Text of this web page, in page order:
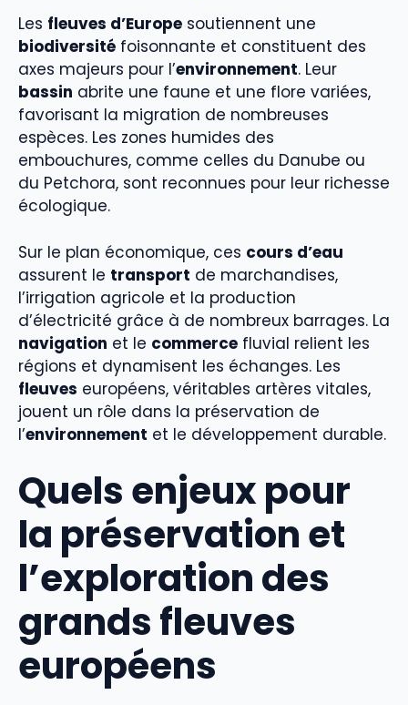
Les fleuves d’Europe soutiennent une
biodiversité foisonnante et constituent des
axes majeurs pour l’environnement. Leur
bassin abrite une faune et une flore variées,
favorisant la migration de nombreuses
espèces. Les zones humides des
embouchures, comme celles du Danube ou
du Petchora, sont reconnues pour leur richesse
écologique.
Sur le plan économique, ces cours d’eau
assurent le transport de marchandises,
l’irrigation agricole et la production
d’électricité grâce à de nombreux barrages. La
navigation et le commerce fluvial relient les
régions et dynamisent les échanges. Les
fleuves européens, véritables artères vitales,
jouent un rôle dans la préservation de
l’environnement et le développement durable.
Quels enjeux pour
la préservation et
l’exploration des
grands fleuves
européens